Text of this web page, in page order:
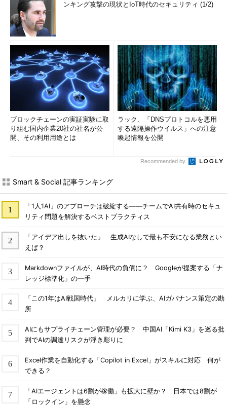
ンキング攻撃の現状とIoT時代のセキュリティ (1/2)
ブロックチェーンの実証実験に取
り組む国内企業20社の社名が公
開、その利用用途とは
ラック、「DNSプロトコルを悪用
する遠隔操作ウイルス」への注意
喚起情報を公開
Recommended by
Smart & Social 記事ランキング
「1人1AI」のアプローチは破綻する――チームでAI共有時のセキュ
リティ問題を解決するベストプラクティス
「アイデア出しを抜いた」 生成AIなしで最も不安になる業務とい
えば？
Markdownファイルが、AI時代の負債に？ Googleが提案する「ナ
レッジ標準化」の一手
「この1年はAI戦国時代」 メルカリに学ぶ、AIガバナンス策定の勘
所
AIにもサプライチェーン管理が必要？ 中国AI「Kimi K3」を巡る批
判でAIの調達リスクが浮き彫りに
Excel作業を自動化する「Copilot in Excel」がスキルに対応 何が
できる？
「AIエージェントは6割が稼働」も拡大に壁か？ 日本では8割が
「ロックイン」を懸念